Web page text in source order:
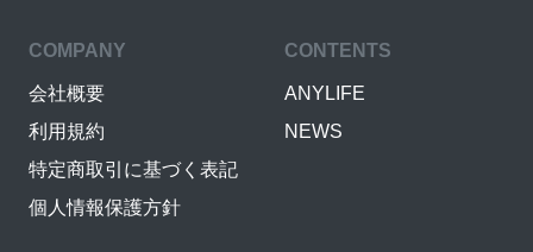
COMPANY
会社概要
利用規約
特定商取引に基づく表記
個人情報保護方針
CONTENTS
ANYLIFE
NEWS